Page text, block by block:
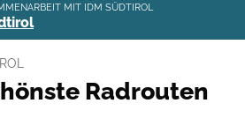
MIT IDM SÜDTIROL
Radrouten